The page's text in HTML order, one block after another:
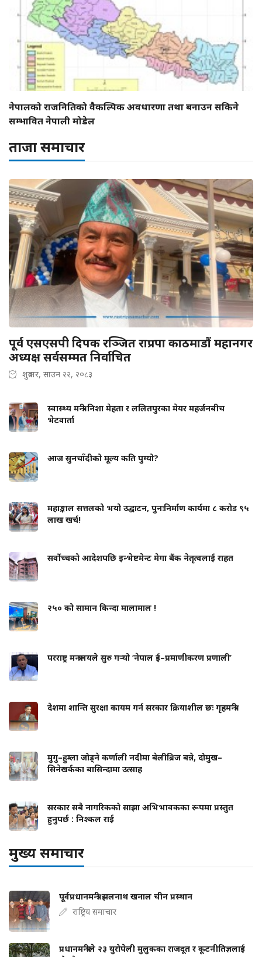
नेपालको राजनितिको वैकल्पिक अवधारणा तथा बनाउन सकिने
सम्भावित नेपाली मोडेल
ताजा समाचार
पूर्व एसएसपी दिपक रञ्जित राप्रपा काठमाडौं महानगर
अध्यक्ष सर्वसम्मत निर्वाचित
शुक्रबार, साउन २२, २०८३
स्वास्थ्य मन्त्री निशा मेहता र ललितपुरका मेयर महर्जनबीच
भेटवार्ता
आज सुनचाँदीको मूल्य कति पुग्यो?
महाङ्काल सत्तलको भयो उद्घाटन, पुनःनिर्माण कार्यमा ८ करोड ९५
लाख खर्च!
सर्वोच्चको आदेशपछि इन्भेष्टमेन्ट मेगा बैंक नेतृत्वलाई राहत
२५० को सामान किन्दा मालामाल !
परराष्ट्र मन्त्रालयले सुरु गर्‍यो ‘नेपाल ई–प्रमाणीकरण प्रणाली’
देशमा शान्ति सुरक्षा कायम गर्न सरकार क्रियाशील छः गृहमन्त्री
मुगु–हुम्ला जोड्ने कर्णाली नदीमा बेलीब्रिज बन्ने, दोमुख–
सिनेखर्कका बासिन्दामा उत्साह
सरकार सबै नागरिकको साझा अभिभावकका रूपमा प्रस्तुत
हुनुपर्छ : निश्कल राई
मुख्य समाचार
पूर्वप्रधानमन्त्री झलनाथ खनाल चीन प्रस्थान
राष्ट्रिय समाचार
प्रधानमन्त्रीले २३ युरोपेली मुलुकका राजदूत र कूटनीतिज्ञलाई